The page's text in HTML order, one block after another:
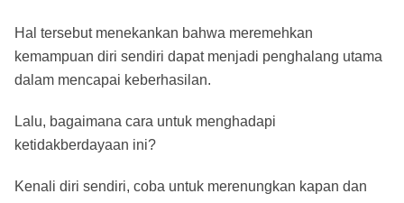
Hal tersebut menekankan bahwa meremehkan
kemampuan diri sendiri dapat menjadi penghalang utama
dalam mencapai keberhasilan.
Lalu, bagaimana cara untuk menghadapi
ketidakberdayaan ini?
Kenali diri sendiri, coba untuk merenungkan kapan dan